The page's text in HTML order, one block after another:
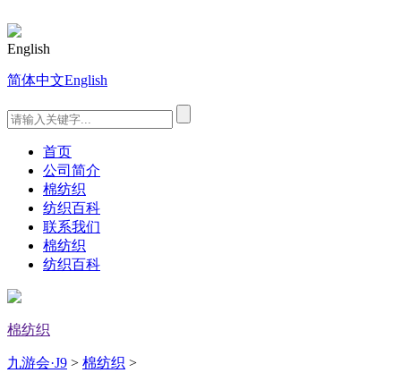
English
简体中文English
首页
公司简介
棉纺织
纺织百科
联系我们
棉纺织
纺织百科
棉纺织
九游会·J9 > 棉纺织 >